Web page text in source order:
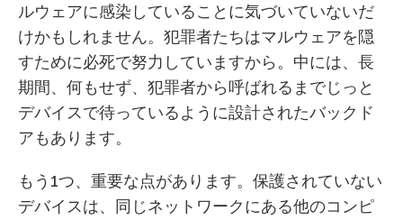
ルウェアに感染していることに気づいていないだ
けかもしれません。犯罪者たちはマルウェアを隠
すために必死で努力していますから。中には、長
期間、何もせず、犯罪者から呼ばれるまでじっと
デバイスで待っているように設計されたバックド
アもあります。
もう1つ、重要な点があります。保護されていない
デバイスは、同じネットワークにある他のコンピ